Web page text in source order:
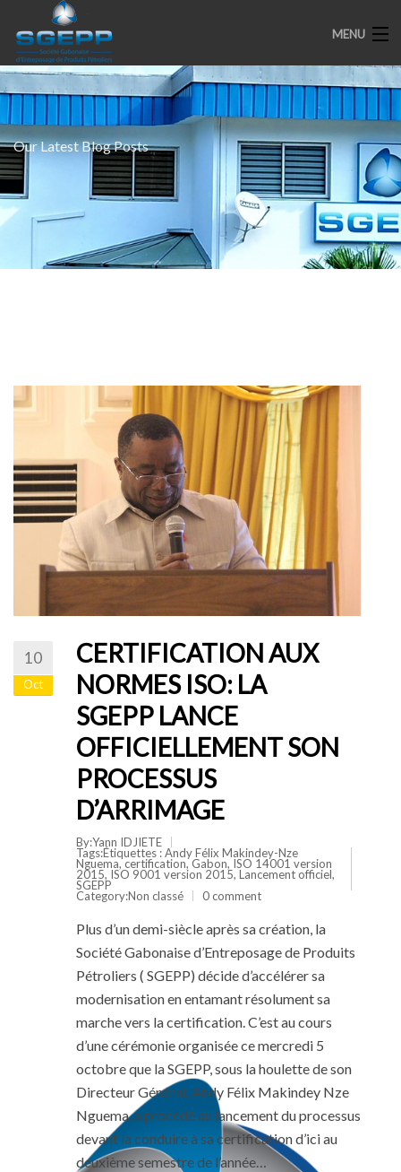
MENU
ACCUEIL
PRESENTATION
ENGAGEMENTS
Our Latest Blog Posts
10
Oct
CERTIFICATION AUX
NORMES ISO: LA
SGEPP LANCE
OFFICIELLEMENT SON
PROCESSUS
D’ARRIMAGE
By:Yann IDJIETE
Tags:Étiquettes :Andy Félix Makindey-Nze
Nguema,certification, Gabon, ISO 14001 version
2015, ISO 9001 version 2015, Lancement officiel,
SGEPP
Category:Non classé 0 comment
Plus d’un demi-siècle après sa création, la
Société Gabonaise d’Entreposage de Produits
Pétroliers ( SGEPP) décide d’accélérer sa
modernisation en entamant résolument sa
marche vers la certification. C’est au cours
d’une cérémonie organisée ce mercredi 5
octobre que la SGEPP, sous la houlette de son
Directeur Général, Andy Félix Makindey Nze
Nguema, a procédé au lancement du processus
devant la conduire à sa certification d’ici au
deuxième semestre de l’année…